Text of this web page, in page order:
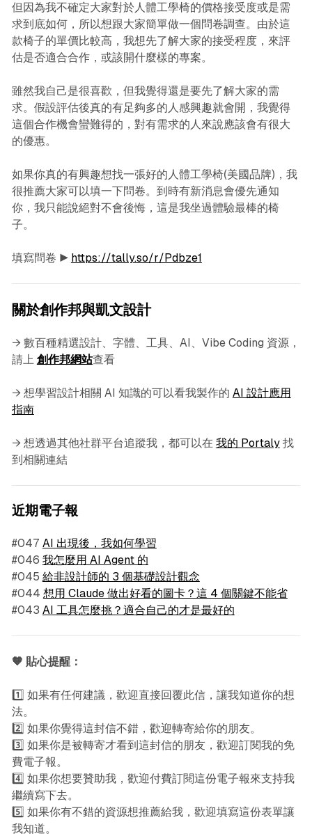
但因為我不確定大家對於人體工學椅的價格接受度或是需
求到底如何，所以想跟大家簡單做一個問卷調查。由於這
款椅子的單價比較高，我想先了解大家的接受程度，來評
估是否適合合作，或該開什麼樣的專案。
雖然我自己是很喜歡，但我覺得還是要先了解大家的需
求。假設評估後真的有足夠多的人感興趣就會開，我覺得
這個合作機會蠻難得的，對有需求的人來說應該會有很大
的優惠。
如果你真的有興趣想找一張好的人體工學椅(美國品牌)，我
很推薦大家可以填一下問卷。到時有新消息會優先通知
你，我只能說絕對不會後悔，這是我坐過體驗最棒的椅
子。
填寫問卷 ▶︎ https://tally.so/r/Pdbze1
關於創作邦與凱文設計
→ 數百種精選設計、字體、工具、AI、Vibe Coding 資源，
請上 創作邦網站查看
→ 想學習設計相關 AI 知識的可以看我製作的 AI 設計應用
指南
→ 想透過其他社群平台追蹤我，都可以在 我的 Portaly找
到相關連結
近期電子報
#047 AI 出現後，我如何學習
#046 我怎麼用 AI Agent 的
#045 給非設計師的 3 個基礎設計觀念
#044 想用 Claude 做出好看的圖卡？這 4 個關鍵不能省
#043 AI 工具怎麼挑？適合自己的才是最好的
🧡 貼心提醒：
1️⃣ 如果有任何建議，歡迎直接回覆此信，讓我知道你的想
法。
2️⃣ 如果你覺得這封信不錯，歡迎轉寄給你的朋友。
3️⃣ 如果你是被轉寄才看到這封信的朋友，歡迎訂閱我的免
費電子報。
4️⃣ 如果你想要贊助我，歡迎付費訂閱這份電子報來支持我
繼續寫下去。
5️⃣ 如果你有不錯的資源想推薦給我，歡迎填寫這份表單讓
我知道。